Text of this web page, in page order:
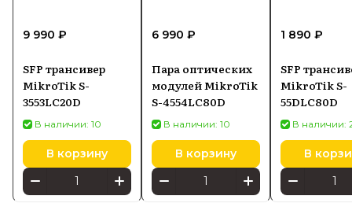
9 990 ₽
SFP трансивер
MikroTik S-
3553LC20D
В наличии: 10
В корзину
6 990 ₽
Пара оптических
модулей MikroTik
S-4554LC80D
В наличии: 10
В корзину
1 890 ₽
SFP
MikroTik S-
55DLC80D
В наличии:
В